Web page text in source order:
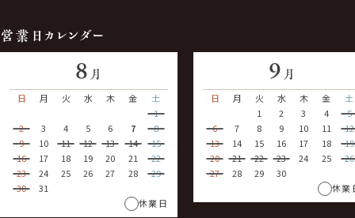
営業日カレンダー
8 月
日
月 火 水 木 金
土
1
2
3 4 5 6 7
8
9
10 11 12 13 14
15
16
17 18 19 20 21
22
23
24 25 26 27 28
29
30
31
休業日
9 月
日
月 火 水 木 金
土
1
2 3 4
5
6
7 8 9 10 11
12
13
14 15 16 17 18
19
20
21 22 23 24 25
26
27
28 29
30
休業